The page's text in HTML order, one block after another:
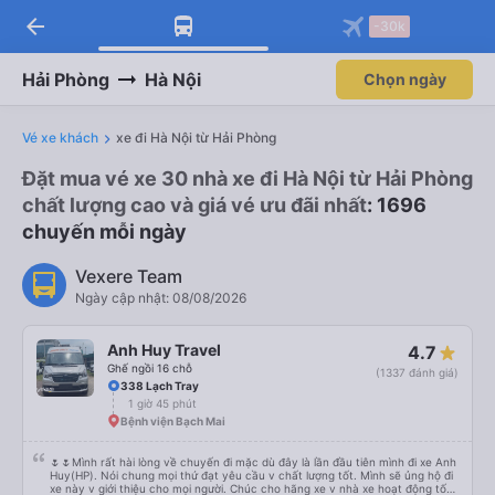
arrow_back -30k
Hải Phòng Hà Nội Chọn ngày
Vé xe khách xe đi Hà Nội từ Hải Phòng
Đặt mua vé xe 30 nhà xe đi Hà Nội từ Hải Phòng
chất lượng cao và giá vé ưu đãi nhất: 1696
chuyến mỗi ngày
Vexere Team
Ngày cập nhật: 08/08/2026
Anh Huy Travel
Ghế ngồi 16 chỗ
4.7
(1337 đánh giá)
338 Lạch Tray
1 giờ 45 phút
Bệnh viện Bạch Mai
🌷🌷Mình rất hài lòng về chuyến đi mặc dù đây là lần đầu tiên mình đi xe Anh
Huy(HP). Nói chung mọi thứ đạt yêu cầu v chất lượng tốt. Mình sẽ ủng hộ đi
xe này v giới thiệu cho mọi người. Chúc cho hãng xe v nhà xe hoạt động tốt